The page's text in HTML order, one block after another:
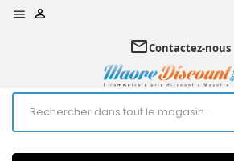
 
mail_outlineContactez-nous